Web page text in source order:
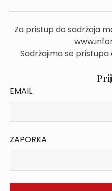
Za pristup do sadržaja
Sadržajima se
EMAIL
ZAPORKA